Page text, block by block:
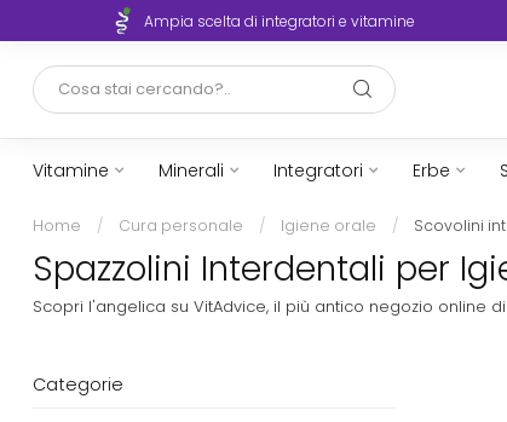
Ampia scelta di integratori e vitamine
Vitamine Minerali Integratori Erbe
Home / Cura personale / Igiene orale / Scovolini
Spazzolini Interdentali per
Scopri l'angelica su VitAdvice, il più antico negozio online
Categorie